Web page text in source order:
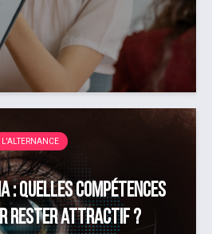
L'ALTERNANCE
: quelles compétences
rester attractif ?